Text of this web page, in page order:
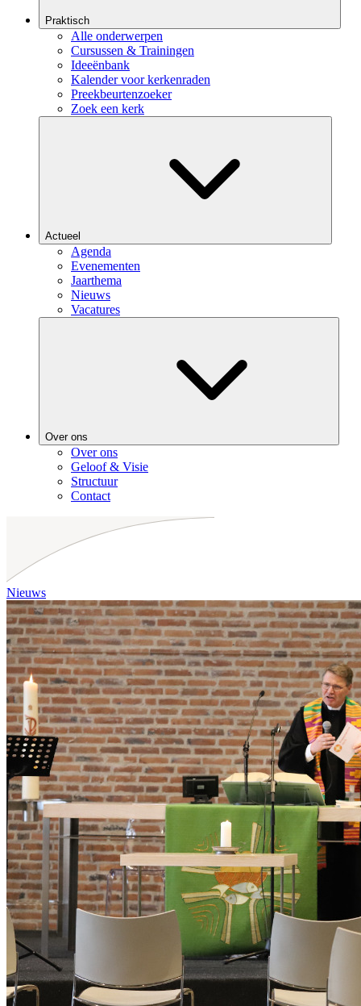
Praktisch
Alle onderwerpen
Cursussen & Trainingen
Ideeënbank
Kalender voor kerkenraden
Preekbeurtenzoeker
Zoek een kerk
Actueel
Agenda
Evenementen
Jaarthema
Nieuws
Vacatures
Over ons
Over ons
Geloof & Visie
Structuur
Contact
Nieuws